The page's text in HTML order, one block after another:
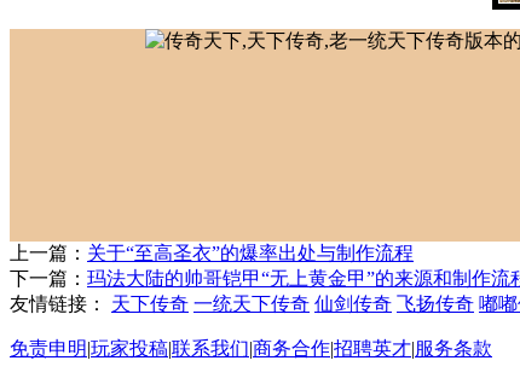
上一篇： 关于“至高圣衣”的爆率出处与制作流程
下一篇： 玛法大陆的帅哥铠甲“无上黄金甲”的来源和制作流
友情链接： 天下传奇 一统天下传奇 仙剑传奇 飞扬传奇 嘟
免责申明|玩家投稿|联系我们|商务合作|招聘英才|服务条款